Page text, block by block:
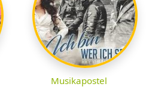
Musikapostel